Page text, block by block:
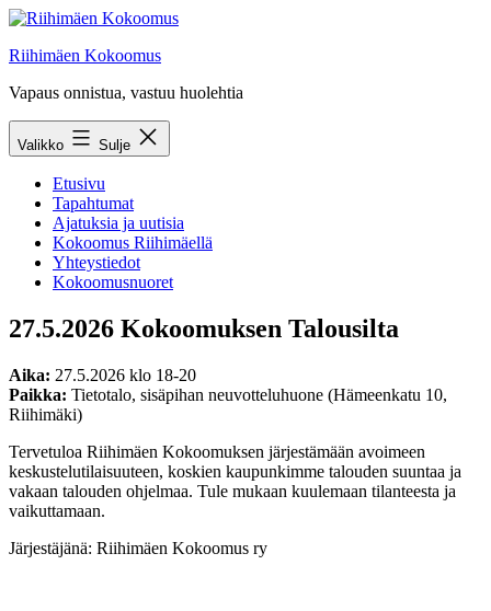
Siirry
Riihimäen Kokoomus
Vapaus onnistua, vastuu huolehtia
Valikko Sulje
Etusivu
Tapahtumat
Ajatuksia ja uutisia
Kokoomus Riihimäellä
Yhteystiedot
Kokoomusnuoret
27.5.2026 Kokoomuksen Talousilta
Aika: 27.5.2026 klo 18-20
Paikka: Tietotalo, sisäpihan neuvotteluhuone (Hämeenkatu 10,
Riihimäki)
Tervetuloa Riihimäen Kokoomuksen järjestämään avoimeen
keskustelutilaisuuteen, koskien kaupunkimme talouden suuntaa ja
vakaan talouden ohjelmaa. Tule mukaan kuulemaan tilanteesta ja
vaikuttamaan.
Järjestäjänä: Riihimäen Kokoomus ry